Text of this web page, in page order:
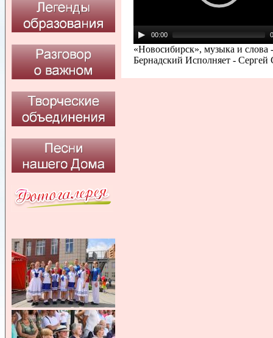
00:00
«Новосибирск», музыка и
Бернадский Исполняет - Сергей